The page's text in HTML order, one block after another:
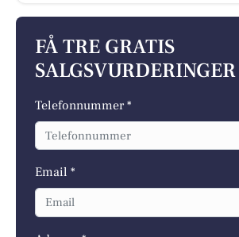
FÅ TRE GRATIS
SALGSVURDERINGER
Telefonnummer *
Email *